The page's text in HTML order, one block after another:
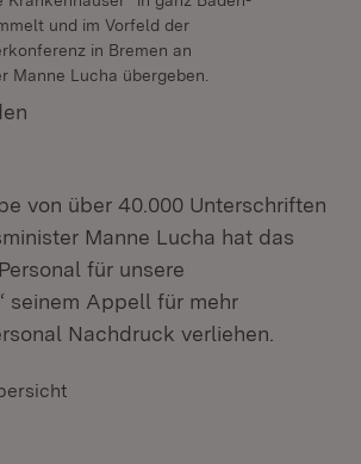
und im Vorfeld der
in Bremen an
Manne Lucha übergeben.
von über 40.000 Unterschriften
Manne Lucha hat das
für unsere
seinem Appell für mehr
Nachdruck verliehen.